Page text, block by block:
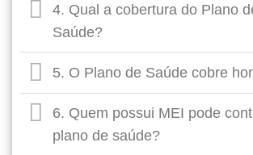
4. Qual a cobertura do Plano
Saúde?
5. O Plano de Saúde cobre
6. Quem possui MEI pode
plano de saúde?